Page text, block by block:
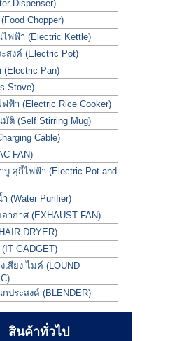
Dispenser)
Chopper)
ฟฟ้า (Electric Kettle)
สงค์ (Electric Pot)
(Electric Pan)
Stove)
ฟ้า (Electric Rice Cooker)
ติ (Self Stirring Mug)
Cable)
FAN)
บู สุกี้ไฟฟ้า (Electric Pot and
ำ (Water Purifier)
ากาศ (EXHAUST FAN)
DRYER)
GADGET)
เสียง ไมค์ (LOUND
กประสงค์ (BLENDER)
สินค้าทั่วไป